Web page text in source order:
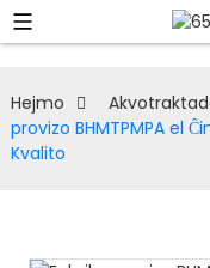
Hejmo
provizo BHMTPMPA el
Kvalito